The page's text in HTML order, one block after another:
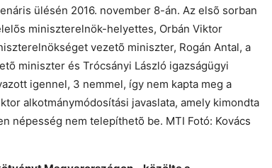
ülésén 2016. november 8-án. Az elsõ sorban
miniszterelnök-helyettes, Orbán Viktor
vezetõ miniszter, Rogán Antal, a
miniszter és Trócsányi László igazságügyi
igennel, 3 nemmel, így nem kapta meg a
alkotmánymódosítási javaslata, amely kimondta
népesség nem telepíthetõ be. MTI Fotó: Kovács